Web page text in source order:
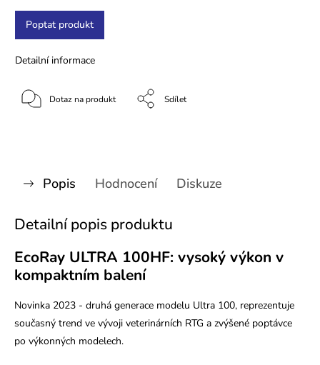
Poptat produkt
Detailní informace
Dotaz na produkt Sdílet
Popis Hodnocení Diskuze
Detailní popis produktu
EcoRay ULTRA 100HF: vysoký výkon v
kompaktním balení
Novinka 2023 - druhá generace modelu Ultra 100, reprezentuje
současný trend ve vývoji veterinárních RTG a zvýšené poptávce
po výkonných modelech.